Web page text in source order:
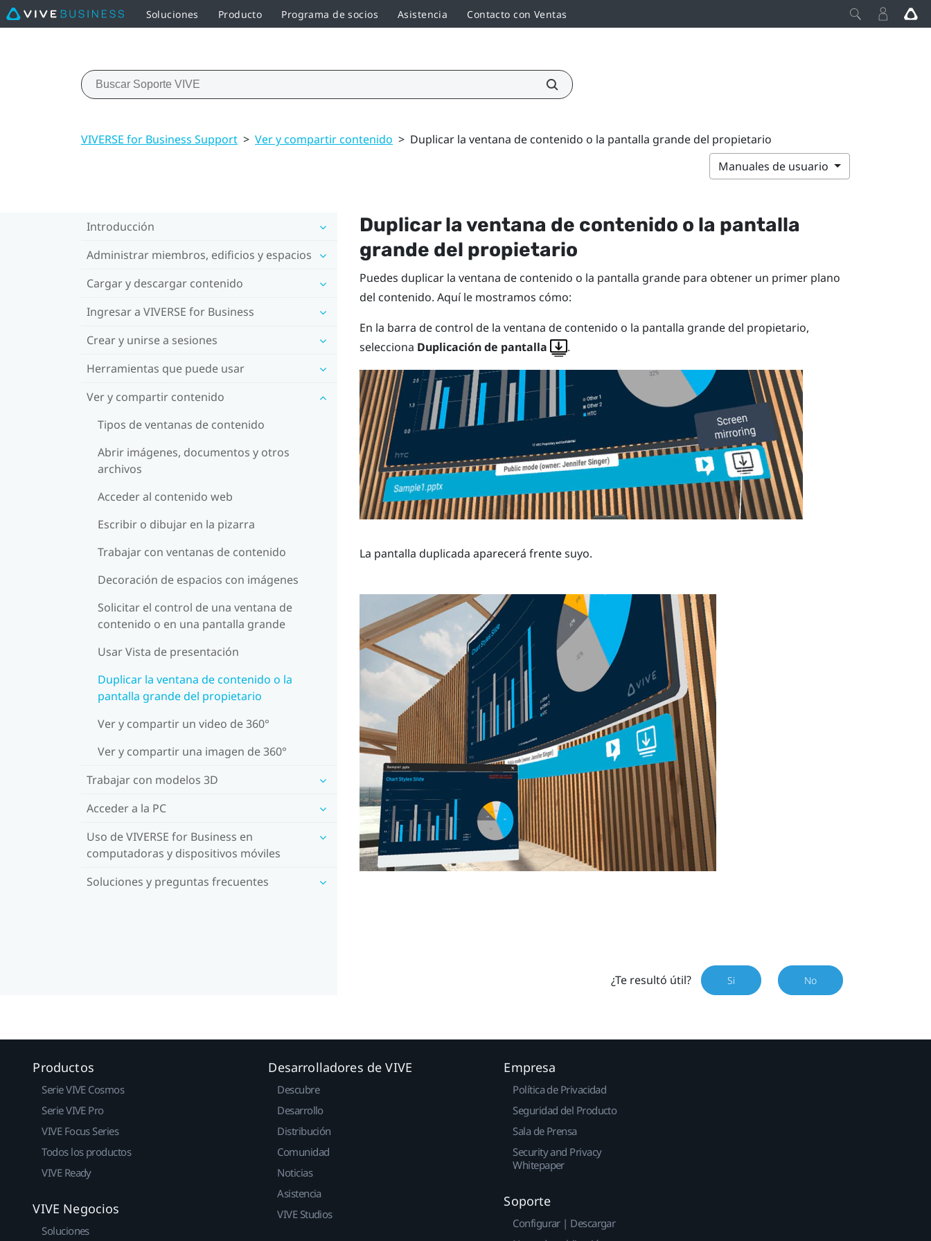
Soluciones Producto Programa de socios Asistencia Contacto con Ventas
VIVERSE for Business Support > Ver y compartir contenido > Duplicar la ventana de contenido o la pantalla grande del propietario
Manuales de usuario
Introducción
Administrar miembros, edificios y espacios
Cargar y descargar contenido
Ingresar a VIVERSE for Business
Crear y unirse a sesiones
Herramientas que puede usar
Ver y compartir contenido
Tipos de ventanas de contenido
Abrir imágenes, documentos y otros
archivos
Acceder al contenido web
Escribir o dibujar en la pizarra
Trabajar con ventanas de contenido
Decoración de espacios con imágenes
Solicitar el control de una ventana de
contenido o en una pantalla grande
Usar Vista de presentación
Duplicar la ventana de contenido o la
pantalla grande del propietario
Ver y compartir un video de 360°
Ver y compartir una imagen de 360°
Trabajar con modelos 3D
Acceder a la PC
Uso de VIVERSE for Business en
computadoras y dispositivos móviles
Soluciones y preguntas frecuentes
Duplicar la ventana de contenido o la pantalla
grande del propietario
Puedes duplicar la ventana de contenido o la pantalla grandepara obtener un primer plano
del contenido. Aquí le mostramos cómo:
En la barra de control de la ventana de contenido o la pantalla grandedel propietario,
selecciona Duplicación de pantalla .
La pantalla duplicada aparecerá frente suyo.
¿Te resultó útil? Si No
Productos
Serie VIVE Cosmos
Serie VIVE Pro
VIVE Focus Series
Todos los productos
VIVE Ready
VIVE Negocios
Soluciones
Desarrolladores de VIVE
Descubre
Desarrollo
Distribución
Comunidad
Noticias
Asistencia
VIVE Studios
Empresa
Política de Privacidad
Seguridad del Producto
Sala de Prensa
Security and Privacy
Whitepaper
Soporte
Configurar | Descargar